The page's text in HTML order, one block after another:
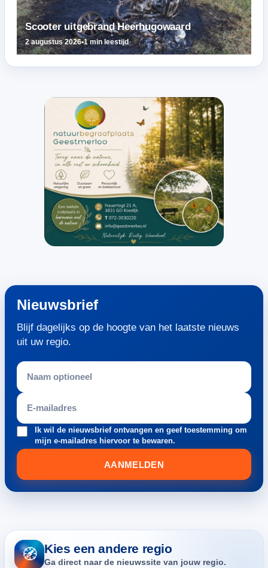
Scooter uitgebrand Heerhugowaard
2 augustus 2026•1 min leestijd
Nieuwsbrief
Blijf dagelijks op de hoogte van het laatste nieuws
uit uw regio.
Ik wil de nieuwsbrief ontvangen en geef toestemming om
mijn e-mailadres hiervoor te bewaren.
AANMELDEN
🧭 Kies een andere regio
Ga direct naar de nieuwssite van jouw regio.